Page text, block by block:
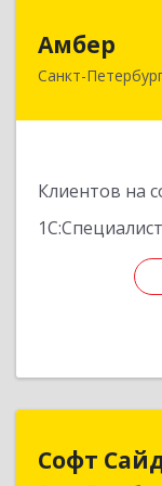
Амбер
Санкт-
Клиентов на
1С:Специалист
191119,
Софт